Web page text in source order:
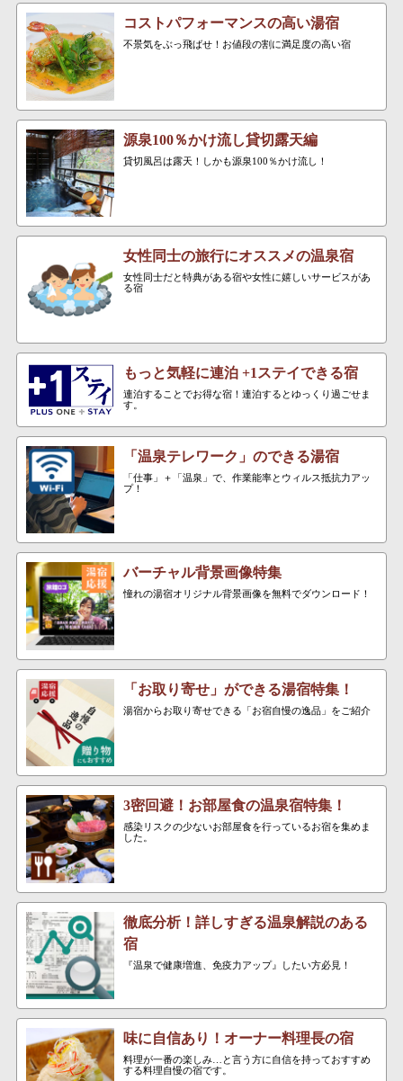
コストパフォーマンスの高い湯宿
不景気をぶっ飛ばせ！お値段の割に満足度の高い宿
源泉100％かけ流し貸切露天編
貸切風呂は露天！しかも源泉100％かけ流し！
女性同士の旅行にオススメの温泉宿
女性同士だと特典がある宿や女性に嬉しいサービスがあ
る宿
もっと気軽に連泊 +1ステイできる宿
連泊することでお得な宿！連泊するとゆっくり過ごせま
す。
「温泉テレワーク」のできる湯宿
「仕事」＋「温泉」で、作業能率とウィルス抵抗力アッ
プ！
バーチャル背景画像特集
憧れの湯宿オリジナル背景画像を無料でダウンロード！
「お取り寄せ」ができる湯宿特集！
湯宿からお取り寄せできる「お宿自慢の逸品」をご紹介
3密回避！お部屋食の温泉宿特集！
感染リスクの少ないお部屋食を行っているお宿を集めま
した。
徹底分析！詳しすぎる温泉解説のある
宿
『温泉で健康増進、免疫力アップ』したい方必見！
味に自信あり！オーナー料理長の宿
料理が一番の楽しみ…と言う方に自信を持っておすすめ
する料理自慢の宿です。